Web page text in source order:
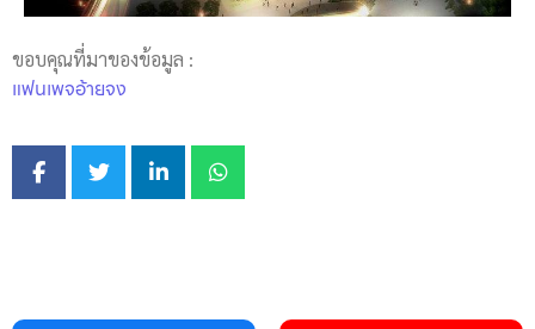
ขอบคุณที่มาของข้อมูล :
แฟนเพจอ้ายจง